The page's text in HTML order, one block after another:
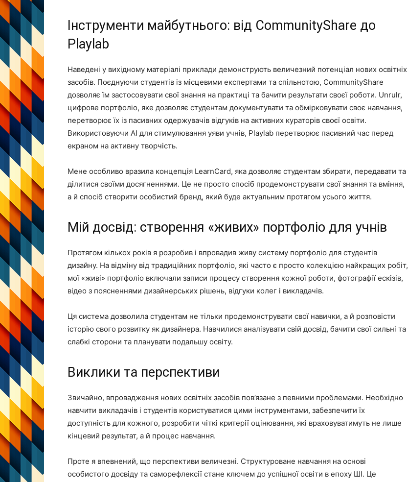
Інструменти майбутнього: від CommunityShare до
Playlab
Наведені у вихідному матеріалі приклади демонструють величезний потенціал нових освітніх
засобів. Поєднуючи студентів із місцевими експертами та спільнотою, CommunityShare
дозволяє їм застосовувати свої знання на практиці та бачити результати своєї роботи. Unrulr,
цифрове портфоліо, яке дозволяє студентам документувати та обмірковувати своє навчання,
перетворює їх із пасивних одержувачів відгуків на активних кураторів своєї освіти.
Використовуючи AI для стимулювання уяви учнів, Playlab перетворює пасивний час перед
екраном на активну творчість.
Мене особливо вразила концепція LearnCard, яка дозволяє студентам збирати, передавати та
ділитися своїми досягненнями. Це не просто спосіб продемонструвати свої знання та вміння,
а й спосіб створити особистий бренд, який буде актуальним протягом усього життя.
Мій досвід: створення «живих» портфоліо для учнів
Протягом кількох років я розробив і впровадив живу систему портфоліо для студентів
дизайну. На відміну від традиційних портфоліо, які часто є просто колекцією найкращих робіт,
мої «живі» портфоліо включали записи процесу створення кожної роботи, фотографії ескізів,
відео з поясненнями дизайнерських рішень, відгуки колег і викладачів.
Ця система дозволила студентам не тільки продемонструвати свої навички, а й розповісти
історію свого розвитку як дизайнера. Навчилися аналізувати свій досвід, бачити свої сильні та
слабкі сторони та планувати подальшу освіту.
Виклики та перспективи
Звичайно, впровадження нових освітніх засобів пов’язане з певними проблемами. Необхідно
навчити викладачів і студентів користуватися цими інструментами, забезпечити їх
доступність для кожного, розробити чіткі критерії оцінювання, які враховуватимуть не лише
кінцевий результат, а й процес навчання.
Проте я впевнений, що перспективи величезні. Структуроване навчання на основі
особистого досвіду та саморефлексії стане ключем до успішної освіти в епоху ШІ. Це